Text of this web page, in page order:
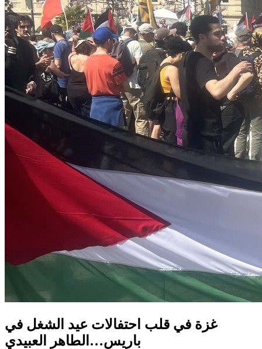
غزة في قلب احتفالات عيد الشغل في
باريس…الطاهر العبيدي